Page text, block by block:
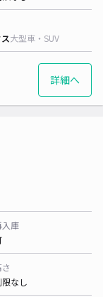
大型車・SUV
詳細へ
入庫
限なし